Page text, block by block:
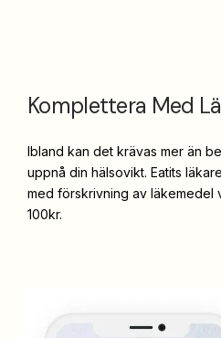
Komplettera Med
Ibland kan det krävas mer än
uppnå din hälsovikt. Eatits
med förskrivning av läkemedel
100kr.